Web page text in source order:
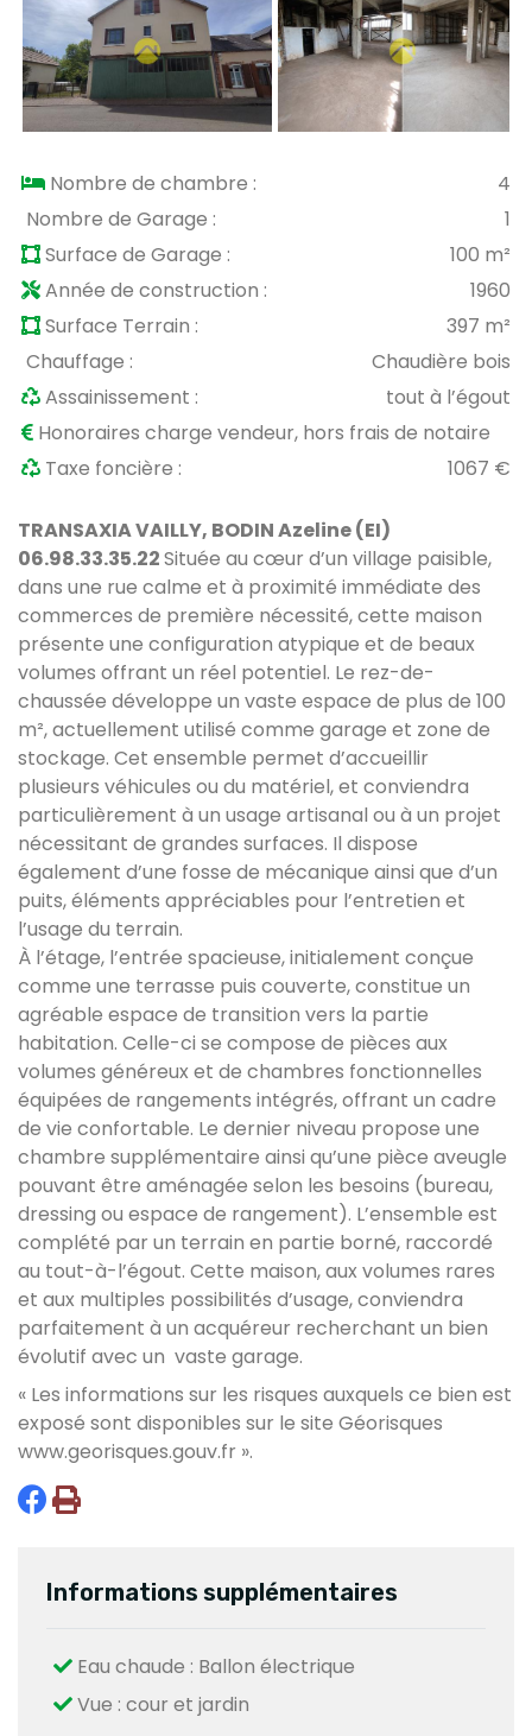
Nombre de chambre :
4
Nombre de Garage :
1
Surface de Garage :
100 m²
Année de construction :
1960
Surface Terrain :
397 m²
Chauffage :
Chaudière bois
Assainissement :
tout à l’égout
Honoraires charge vendeur, hors frais de notaire
Taxe foncière :
1067 €
TRANSAXIA VAILLY, BODIN Azeline (EI)
06.98.33.35.22Située au cœur d’un village paisible,
dans une rue calme et à proximité immédiate des
commerces de première nécessité, cette maison
présente une configuration atypique et de beaux
volumes offrant un réel potentiel. Le rez-de-
chaussée développe un vaste espace de plus de 100
m², actuellement utilisé comme garage et zone de
stockage. Cet ensemble permet d’accueillir
plusieurs véhicules ou du matériel, et conviendra
particulièrement à un usage artisanal ou à un projet
nécessitant de grandes surfaces. Il dispose
également d’une fosse de mécanique ainsi que d’un
puits, éléments appréciables pour l’entretien et
l’usage du terrain.
À l’étage, l’entrée spacieuse, initialement conçue
comme une terrasse puis couverte, constitue un
agréable espace de transition vers la partie
habitation. Celle-ci se compose de pièces aux
volumes généreux et de chambres fonctionnelles
équipées de rangements intégrés, offrant un cadre
de vie confortable. Le dernier niveau propose une
chambre supplémentaire ainsi qu’une pièce aveugle
pouvant être aménagée selon les besoins (bureau,
dressing ou espace de rangement). L’ensemble est
complété par un terrain en partie borné, raccordé
au tout-à-l’égout. Cette maison, aux volumes rares
et aux multiples possibilités d’usage, conviendra
parfaitement à un acquéreur recherchant un bien
évolutif avec un vaste garage.
« Les informations sur les risques auxquels ce bien est
exposé sont disponibles sur le site Géorisques
www.georisques.gouv.fr ».
Informations supplémentaires
Eau chaude : Ballon électrique
Vue : cour et jardin